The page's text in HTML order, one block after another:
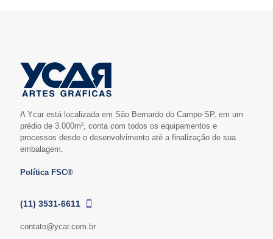
A Ycar está localizada em São Bernardo do Campo-SP, em um
prédio de 3.000m², conta com todos os equipamentos e
processos desde o desenvolvimento até a finalização de sua
embalagem.
Política FSC®
(11) 3531-6611
contato@ycar.com.br